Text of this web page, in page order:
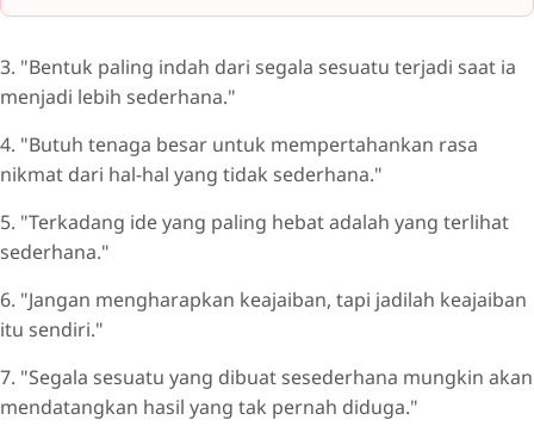
3. "Bentuk paling indah dari segala sesuatu terjadi saat ia
menjadi lebih sederhana."
4. "Butuh tenaga besar untuk mempertahankan rasa
nikmat dari hal-hal yang tidak sederhana."
5. "Terkadang ide yang paling hebat adalah yang terlihat
sederhana."
6. "Jangan mengharapkan keajaiban, tapi jadilah keajaiban
itu sendiri."
7. "Segala sesuatu yang dibuat sesederhana mungkin akan
mendatangkan hasil yang tak pernah diduga."